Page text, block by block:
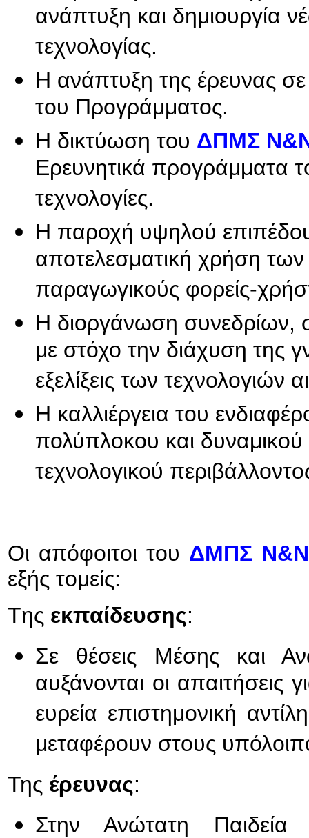
ανάπτυξη και δημιουργία
τεχνολογίας.
Η ανάπτυξη της έρευνας σε
του Προγράμματος.
Η δικτύωση του ΔΠΜΣ
Ερευνητικά προγράμματα
τεχνολογίες.
Η παροχή υψηλού
αποτελεσματική χρήση
παραγωγικούς φορείς-
Η διοργάνωση συνεδρίων,
με στόχο την διάχυση της
εξελίξεις των τεχνολογιών
Η καλλιέργεια του
πολύπλοκου και δυναμικού
τεχνολογικού
Οι απόφοιτοι του ΔΜΠΣ Ν&Ν
εξής τομείς:
Tης εκπαίδευσης:
Σε θέσεις Μέσης και
αυξάνονται οι απαιτήσεις
ευρεία επιστημονική
μεταφέρουν στους
Της έρευνας:
Στην Ανώτατη